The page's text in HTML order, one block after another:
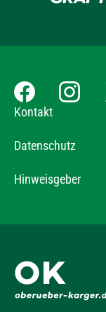
Kontakt
Datenschutz
Hinweisgeber